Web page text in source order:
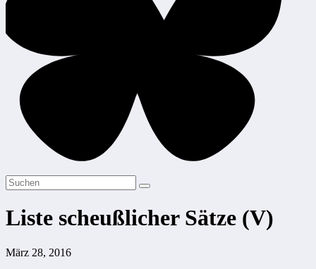
Liste scheußlicher Sätze (V)
März 28, 2016